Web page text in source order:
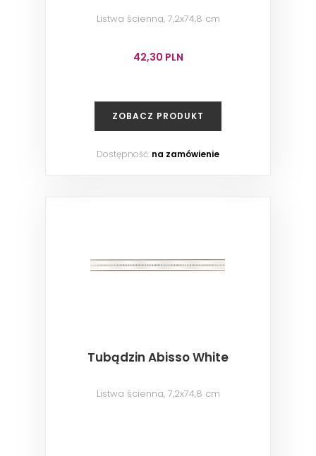
Listwa ścienna, 7,2x74,8 cm
42,30 PLN
ZOBACZ PRODUKT
Dostępność: na zamówienie
Tubądzin Abisso White
Listwa ścienna, 7,2x74,8 cm